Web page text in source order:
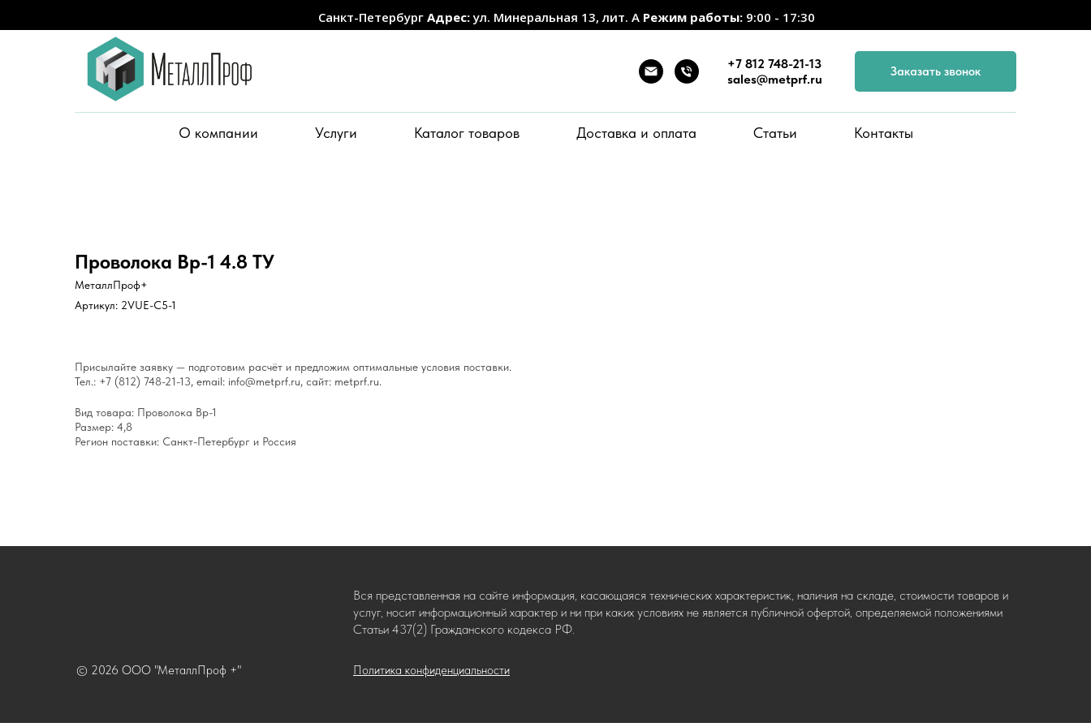
Санкт-Петербург Адрес:ул. Минеральная 13, лит. А Режим работы: 9:00 - 17:30
+7 812 748-21-13
sales@metprf.ru
Заказать звонок
О компании Услуги Каталог товаров Доставка и оплата Статьи Контакты
Проволока Вр-1 4.8 ТУ
МеталлПроф+
Артикул: 2VUE-C5-1
Присылайте заявку — подготовим расчёт и предложим оптимальные условия поставки.
Тел.: +7 (812) 748-21-13, email: info@metprf.ru, сайт: metprf.ru.
Вид товара: Проволока Вр-1
Размер: 4,8
Регион поставки: Санкт-Петербург и Россия
Политика конфиденциальности
© 2026 ООО "МеталлПроф +"
Вся представленная на сайте информация, касающаяся технических характеристик, наличия на складе, стоимости товаров и
услуг, носит информационный характер и ни при каких условиях не является публичной офертой, определяемой положениями
Статьи 437(2) Гражданского кодекса РФ.